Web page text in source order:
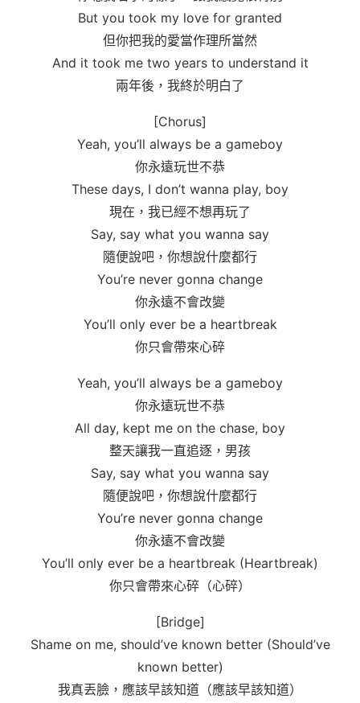
But you took my love for granted
但你把我的愛當作理所當然
And it took me two years to understand it
兩年後，我終於明白了
[Chorus]
Yeah, you’ll always be a gameboy
你永遠玩世不恭
These days, I don’t wanna play, boy
現在，我已經不想再玩了
Say, say what you wanna say
隨便說吧，你想說什麼都行
You’re never gonna change
你永遠不會改變
You’ll only ever be a heartbreak
你只會帶來心碎
Yeah, you’ll always be a gameboy
你永遠玩世不恭
All day, kept me on the chase, boy
整天讓我一直追逐，男孩
Say, say what you wanna say
隨便說吧，你想說什麼都行
You’re never gonna change
你永遠不會改變
You’ll only ever be a heartbreak (Heartbreak)
你只會帶來心碎（心碎）
[Bridge]
Shame on me, should’ve known better (Should’ve
known better)
我真丟臉，應該早該知道（應該早該知道）